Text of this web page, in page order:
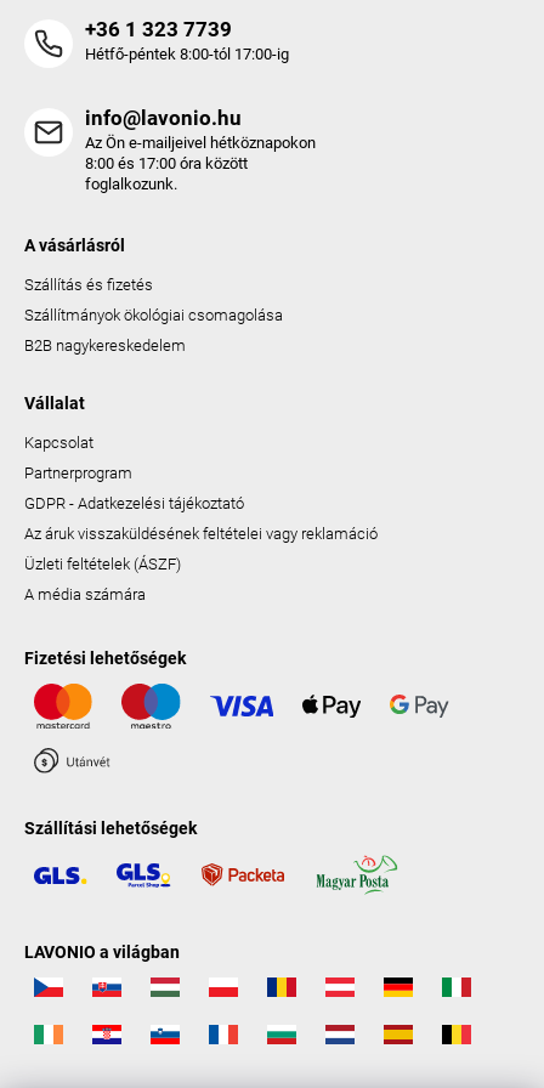
+36 1 323 7739
Hétfő-péntek 8:00-tól 17:00-ig
info@lavonio.hu
Az Ön e-mailjeivel hétköznapokon
8:00 és 17:00 óra között
foglalkozunk.
A vásárlásról
Szállítás és fizetés
Szállítmányok ökológiai csomagolása
B2B nagykereskedelem
Vállalat
Kapcsolat
Partnerprogram
GDPR - Adatkezelési tájékoztató
Az áruk visszaküldésének feltételei vagy reklamáció
Üzleti feltételek (ÁSZF)
A média számára
Fizetési lehetőségek
Szállítási lehetőségek
LAVONIO a világban